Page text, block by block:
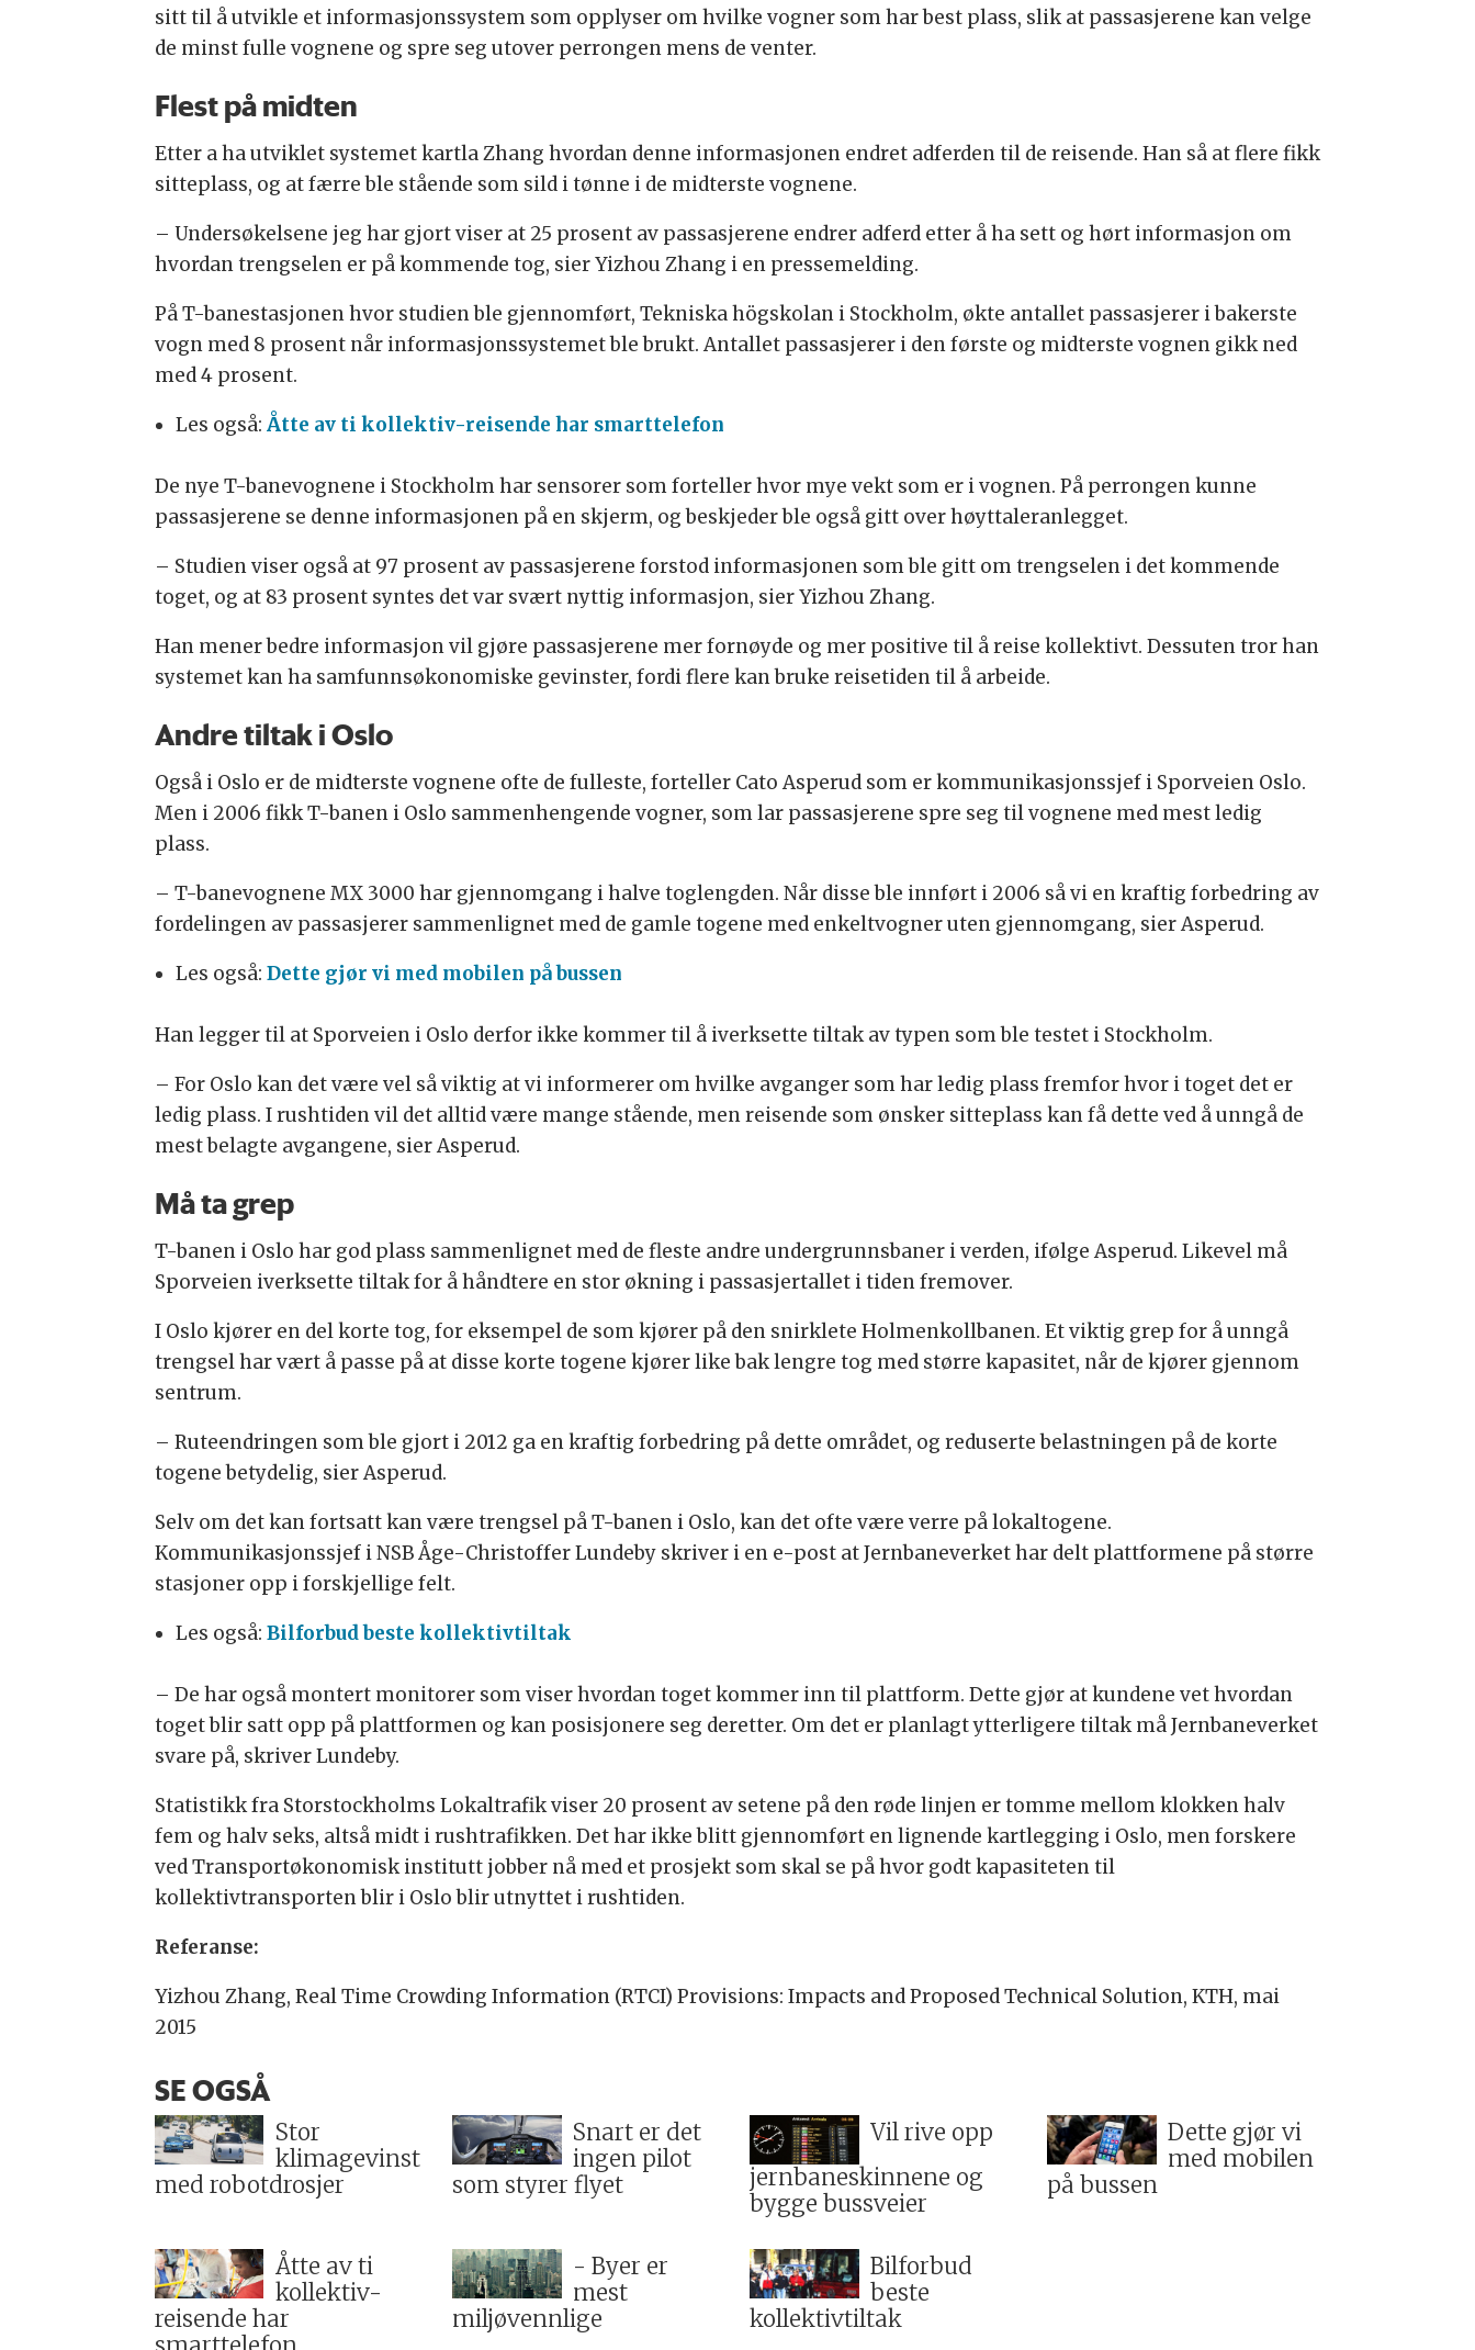
sitt til å utvikle et informasjonssystem som opplyser om hvilke vogner som har best plass, slik at passasjerene kan velge
de minst fulle vognene og spre seg utover perrongen mens de venter.
Flest på midten
Etter a ha utviklet systemet kartla Zhang hvordan denne informasjonen endret adferden til de reisende. Han så at flere fikk
sitteplass, og at færre ble stående som sild i tønne i de midterste vognene.
– Undersøkelsene jeg har gjort viser at 25 prosent av passasjerene endrer adferd etter å ha sett og hørt informasjon om
hvordan trengselen er på kommende tog, sier Yizhou Zhang i en pressemelding.
På T-banestasjonen hvor studien ble gjennomført, Tekniska högskolan i Stockholm, økte antallet passasjerer i bakerste
vogn med 8 prosent når informasjonssystemet ble brukt. Antallet passasjerer i den første og midterste vognen gikk ned
med 4 prosent.
Les også: Åtte av ti kollektiv-reisende har smarttelefon
De nye T-banevognene i Stockholm har sensorer som forteller hvor mye vekt som er i vognen. På perrongen kunne
passasjerene se denne informasjonen på en skjerm, og beskjeder ble også gitt over høyttaleranlegget.
– Studien viser også at 97 prosent av passasjerene forstod informasjonen som ble gitt om trengselen i det kommende
toget, og at 83 prosent syntes det var svært nyttig informasjon, sier Yizhou Zhang.
Han mener bedre informasjon vil gjøre passasjerene mer fornøyde og mer positive til å reise kollektivt. Dessuten tror han
systemet kan ha samfunnsøkonomiske gevinster, fordi flere kan bruke reisetiden til å arbeide.
Andre tiltak i Oslo
Også i Oslo er de midterste vognene ofte de fulleste, forteller Cato Asperud som er kommunikasjonssjef i Sporveien Oslo.
Men i 2006 fikk T-banen i Oslo sammenhengende vogner, som lar passasjerene spre seg til vognene med mest ledig
plass.
– T-banevognene MX 3000 har gjennomgang i halve toglengden. Når disse ble innført i 2006 så vi en kraftig forbedring av
fordelingen av passasjerer sammenlignet med de gamle togene med enkeltvogner uten gjennomgang, sier Asperud.
Les også: Dette gjør vi med mobilen på bussen
Han legger til at Sporveien i Oslo derfor ikke kommer til å iverksette tiltak av typen som ble testet i Stockholm.
– For Oslo kan det være vel så viktig at vi informerer om hvilke avganger som har ledig plass fremfor hvor i toget det er
ledig plass. I rushtiden vil det alltid være mange stående, men reisende som ønsker sitteplass kan få dette ved å unngå de
mest belagte avgangene, sier Asperud.
Må ta grep
T-banen i Oslo har god plass sammenlignet med de fleste andre undergrunnsbaner i verden, ifølge Asperud. Likevel må
Sporveien iverksette tiltak for å håndtere en stor økning i passasjertallet i tiden fremover.
I Oslo kjører en del korte tog, for eksempel de som kjører på den snirklete Holmenkollbanen. Et viktig grep for å unngå
trengsel har vært å passe på at disse korte togene kjører like bak lengre tog med større kapasitet, når de kjører gjennom
sentrum.
– Ruteendringen som ble gjort i 2012 ga en kraftig forbedring på dette området, og reduserte belastningen på de korte
togene betydelig, sier Asperud.
Selv om det kan fortsatt kan være trengsel på T-banen i Oslo, kan det ofte være verre på lokaltogene.
Kommunikasjonssjef i NSB Åge-Christoffer Lundeby skriver i en e-post at Jernbaneverket har delt plattformene på større
stasjoner opp i forskjellige felt.
Les også: Bilforbud beste kollektivtiltak
– De har også montert monitorer som viser hvordan toget kommer inn til plattform. Dette gjør at kundene vet hvordan
toget blir satt opp på plattformen og kan posisjonere seg deretter. Om det er planlagt ytterligere tiltak må Jernbaneverket
svare på, skriver Lundeby.
Statistikk fra Storstockholms Lokaltrafik viser 20 prosent av setene på den røde linjen er tomme mellom klokken halv
fem og halv seks, altså midt i rushtrafikken. Det har ikke blitt gjennomført en lignende kartlegging i Oslo, men forskere
ved Transportøkonomisk institutt jobber nå med et prosjekt som skal se på hvor godt kapasiteten til
kollektivtransporten blir i Oslo blir utnyttet i rushtiden.
Referanse:
Yizhou Zhang, Real Time Crowding Information (RTCI) Provisions: Impacts and Proposed Technical Solution, KTH, mai
2015
SE OGSÅ
Stor
klimagevinst
med robotdrosjer
Snart er det
ingen pilot
som styrer flyet
Vil rive opp
jernbaneskinnene og
bygge bussveier
Dette gjør vi
med mobilen
på bussen
Åtte av ti
kollektiv-
reisende har
- Byer er
mest
miljøvennlige
Bilforbud
beste
kollektivtiltak